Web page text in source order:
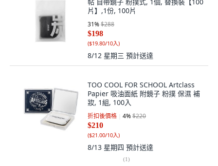
片】,1份, 100片
31%$288
$198
($19.80/10入)
8/12 星期三 預計送達
TOO COOL FOR SCHOOL Artclass
Papier 吸油面紙 附鏡子 粉撲 保濕 補
妝, 1組, 100入
折扣後價格 4%$220
$210
($21.00/10入)
8/13 星期四 預計送達
(1)